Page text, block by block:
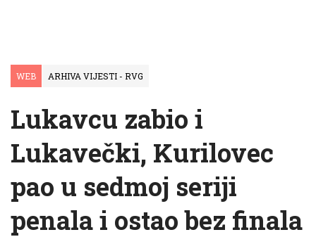
WEB ARHIVA VIJESTI - RVG
Lukavcu zabio i
Lukavečki, Kurilovec
pao u sedmoj seriji
penala i ostao bez finala